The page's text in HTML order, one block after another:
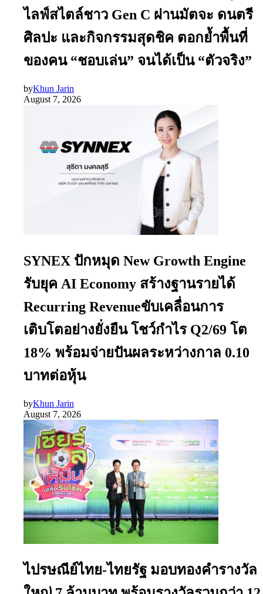
ไลฟ์สไตล์ชาว Gen C ผ่านมัตจะ ดนตรี
ศิลปะ และกิจกรรมสุดชิค ตอกย้ำพื้นที่
ของคน “ชอบเล่น” จนได้เป็น “ตัวจริง”
byKhun Jarin
August 7, 2026
SYNEX ปักหมุด New Growth Engine
รับยุค AI Economy สร้างฐานรายได้
Recurring Revenueขับเคลื่อนการ
เติบโตอย่างยั่งยืน โชว์กำไร Q2/69 โต
18% พร้อมจ่ายปันผลระหว่างกาล 0.10
บาทต่อหุ้น
byKhun Jarin
August 7, 2026
ไปรษณีย์ไทย-ไทยรัฐ มอบทองคำรางวัล